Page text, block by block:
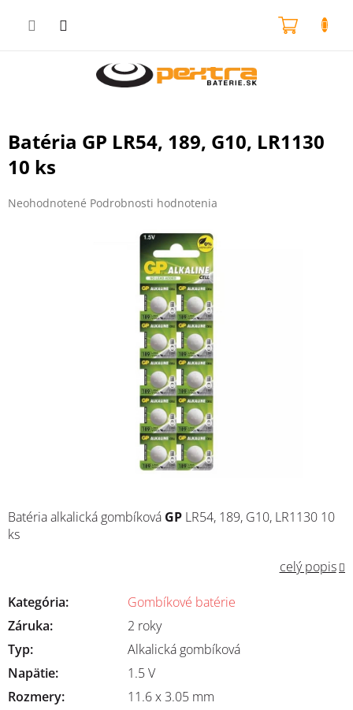
Batéria GP LR54, 189, G10, LR1130
10 ks
Priemerné
Neohodnotené Podrobnosti hodnotenia
Batéria alkalická gombíková GP LR54, 189, G10, LR1130 10
ks
celý popis
Kategória:
Gombíkové batérie
Záruka:
2 roky
Typ:
Alkalická gombíková
Napätie:
1.5 V
Rozmery:
11.6 x 3.05 mm